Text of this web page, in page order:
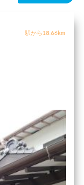
駅から18.66km